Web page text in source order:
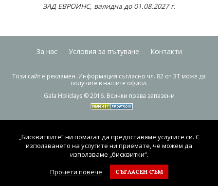
ЗАД ЕВРОИНС, валидна до 01.08.2027 г.
За нас Условия за пътуване Контакти
Този сайт е рекламен. Информация съгласно чл. 82 от ЗТ може да
получите в нашите офиси.
Gala Holidays © 2016. Всички права запазени
„Бисквитките“ ни помагат да предоставяме услугите си. С
използването на услугите ни приемате, че можем да
използваме „бисквитки“.
Прочети повече
СЪГЛАСЕН СЪМ